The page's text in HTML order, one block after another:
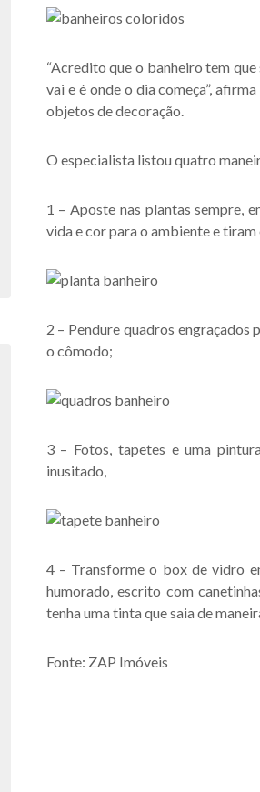
“Acredito que o banheiro tem
vai e é onde o dia começa”,
objetos de decoração.
O especialista listou quatro
1 – Aposte nas plantas sempre,
vida e cor para o ambiente e
2 – Pendure quadros engraçados
o cômodo;
3 – Fotos, tapetes e uma
inusitado,
4 – Transforme o box de vidro
humorado, escrito com
tenha uma tinta que saia de
Fonte: ZAP Imóveis